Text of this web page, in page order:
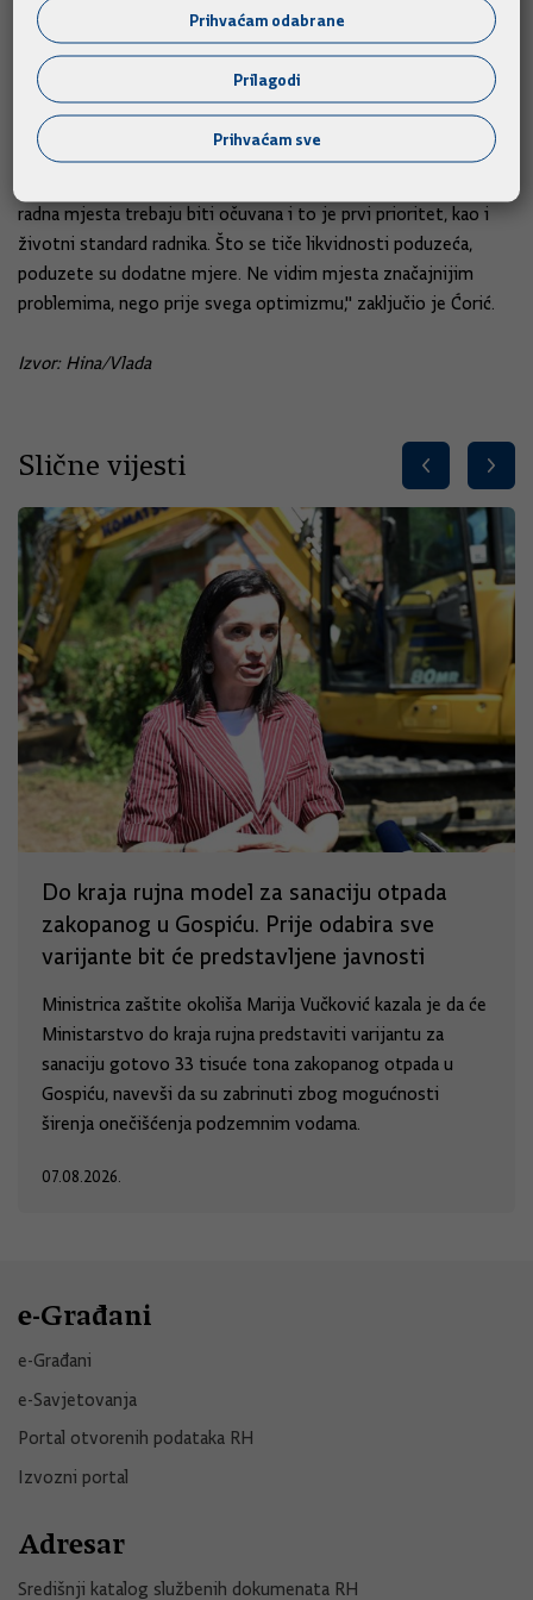
namirene za 2020. godinu.
"Što se tiče naših programa, očuvanja radnih mjesta i
osiguranja likvidnosti za gospodarstvo, i jedna i druga linija će
financijski biti namirene, dijelom iz EU sredstava, što ne ulazi u
novu perspektivu, a dijelom iz proračuna i ne mislim da će tu
radna mjesta trebaju biti očuvana i to je prvi prioritet, kao i
životni standard radnika. Što se tiče likvidnosti poduzeća,
poduzete su dodatne mjere. Ne vidim mjesta značajnijim
problemima, nego prije svega optimizmu," zaključio je Ćorić.
Izvor: Hina/Vlada
Slične vijesti
Do kraja rujna model za sanaciju otpada
zakopanog u Gospiću. Prije odabira sve
varijante bit će predstavljene javnosti
Ministrica zaštite okoliša Marija Vučković kazala je da će
Ministarstvo do kraja rujna predstaviti varijantu za
sanaciju gotovo 33 tisuće tona zakopanog otpada u
Gospiću, navevši da su zabrinuti zbog mogućnosti
širenja onečišćenja podzemnim vodama.
07.08.2026.
e-Građani
e-Građani
e-Savjetovanja
Portal otvorenih podataka RH
Izvozni portal
Adresar
Središnji katalog službenih dokumenata RH
Prihvaćam odabrane
Prilagodi
Prihvaćam sve